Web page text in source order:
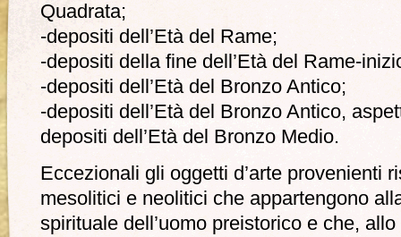
Quadrata;
-depositi dell’Età del Rame;
-depositi della fine dell’Età del Rame-
-depositi dell’Età del Bronzo Antico;
-depositi dell’Età del Bronzo Antico,
depositi dell’Età del Bronzo Medio.
Eccezionali gli oggetti d’arte provenienti
mesolitici e neolitici che appartengono
spirituale dell’uomo preistorico e che,